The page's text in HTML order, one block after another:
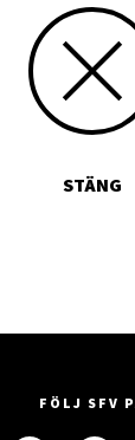
STÄNG
FÖLJ SFV